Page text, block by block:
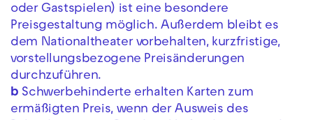
oder Gastspielen) ist eine besondere
Preisgestaltung möglich. Außerdem bleibt es
dem Nationaltheater vorbehalten, kurzfristige,
vorstellungsbezogene Preisänderungen
durchzuführen.
b Schwerbehinderte erhalten Karten zum
ermäßigten Preis, wenn der Ausweis des